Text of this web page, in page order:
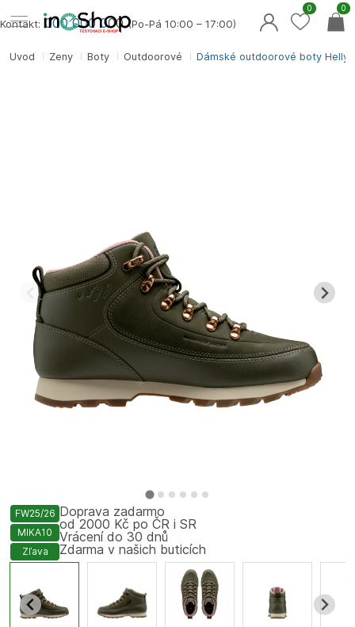
Úvod Ženy Boty Outdoorové Dámské outdoorové boty Helly
FW25/26
MIKA10
Zľava
Doprava zadarmo
od 2000 Kč po ČR i SR
Vrácení do 30 dnů
Zdarma v našich buticích
Kontakt: 000 000 000(Po-Pá 10:00 – 17:00)
0
0